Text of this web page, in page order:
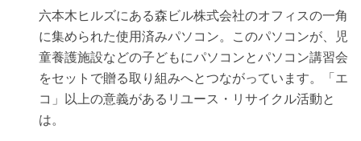
六本木ヒルズにある森ビル株式会社のオフィスの一角
に集められた使用済みパソコン。このパソコンが、児
童養護施設などの子どもにパソコンとパソコン講習会
をセットで贈る取り組みへとつながっています。「エ
コ」以上の意義があるリユース・リサイクル活動と
は。